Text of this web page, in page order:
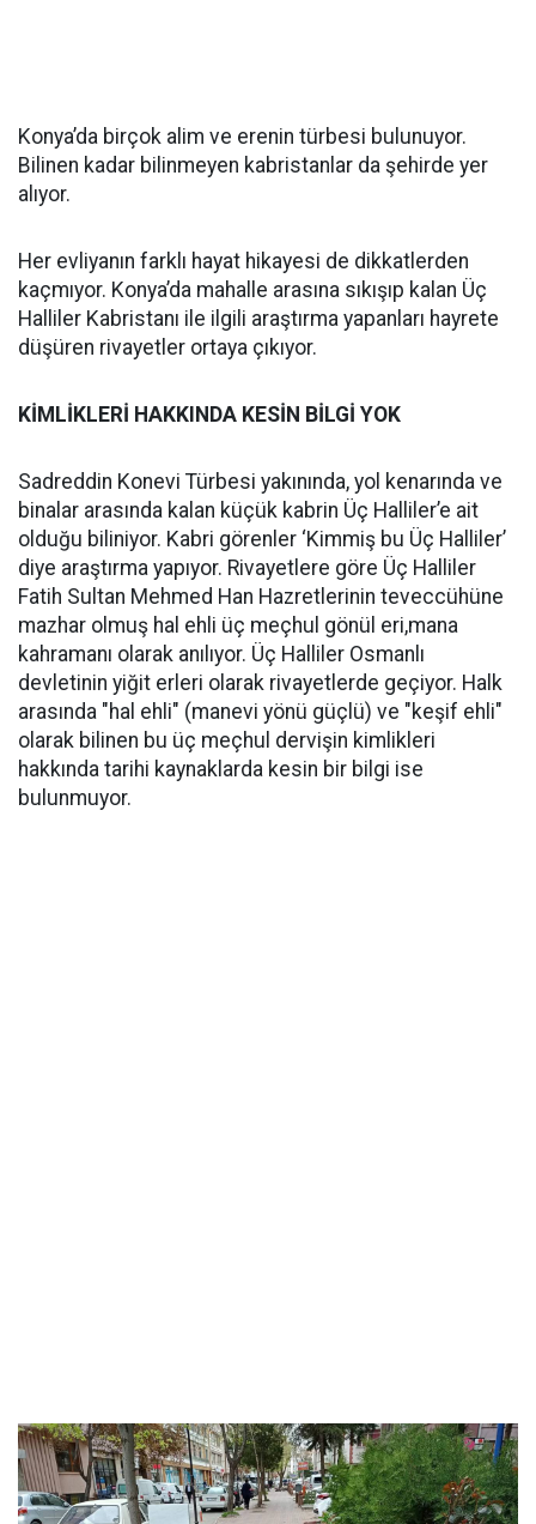
Konya’da birçok alim ve erenin türbesi bulunuyor.
Bilinen kadar bilinmeyen kabristanlar da şehirde yer
alıyor.
Her evliyanın farklı hayat hikayesi de dikkatlerden
kaçmıyor. Konya’da mahalle arasına sıkışıp kalan Üç
Halliler Kabristanı ile ilgili araştırma yapanları hayrete
düşüren rivayetler ortaya çıkıyor.
KİMLİKLERİ HAKKINDA KESİN BİLGİ YOK
Sadreddin Konevi Türbesi yakınında, yol kenarında ve
binalar arasında kalan küçük kabrin Üç Halliler’e ait
olduğu biliniyor. Kabri görenler ‘Kimmiş bu Üç Halliler’
diye araştırma yapıyor. Rivayetlere göre Üç Halliler
Fatih Sultan Mehmed Han Hazretlerinin teveccühüne
mazhar olmuş hal ehli üç meçhul gönül eri,mana
kahramanı olarak anılıyor. Üç Halliler Osmanlı
devletinin yiğit erleri olarak rivayetlerde geçiyor. Halk
arasında "hal ehli" (manevi yönü güçlü) ve "keşif ehli"
olarak bilinen bu üç meçhul dervişin kimlikleri
hakkında tarihi kaynaklarda kesin bir bilgi ise
bulunmuyor.